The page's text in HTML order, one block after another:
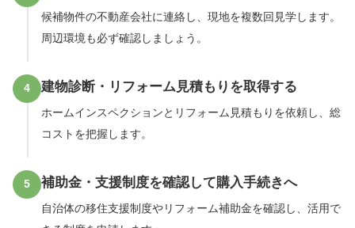
候補物件の不動産会社に連絡し、現地を複数回見学します。
周辺環境も必ず確認しましょう。
4 建物診断・リフォーム見積もりを取得する
ホームインスペクションとリフォーム見積もりを依頼し、総
コストを把握します。
5 補助金・支援制度を確認して購入手続きへ
自治体の移住支援制度やリフォーム補助金を確認し、活用で